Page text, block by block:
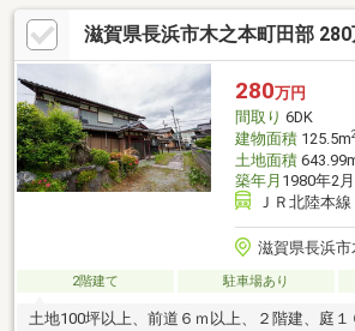
ません。■駐車３台可能（駐車台数は車種に
未登記建物あり ■下記物件も売買対象に含み
地 地積：１８６．７８㎡（約５６．５坪
設備：電気、側溝、公営水道、井戸、汚水-本
水、個別ＰＧ、給湯、庭
滋賀県長浜市木之本町田部
280万円
間取り 6DK
建物面積125.5m2
土地面積
築年月 1980年2
ＪＲ北陸本
滋賀県長浜
2階建て 駐車場あり
土地100坪以上、前道６ｍ以上、２階建、庭